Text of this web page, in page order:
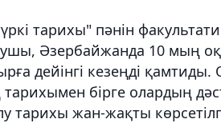
тарихы" пәнін
Әзербайжанда 10 мың
дейінгі кезеңді
тарихымен бірге олардың
тарихы жан-жақты